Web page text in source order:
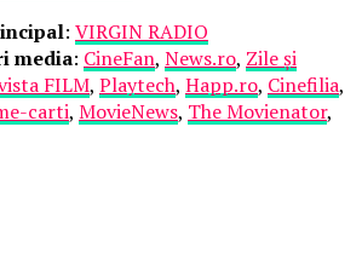
: VIRGIN RADIO
media: CineFan, News.ro, Zile și
FILM, Playtech, Happ.ro, Cinefilia,
carti, MovieNews, The Movienator,